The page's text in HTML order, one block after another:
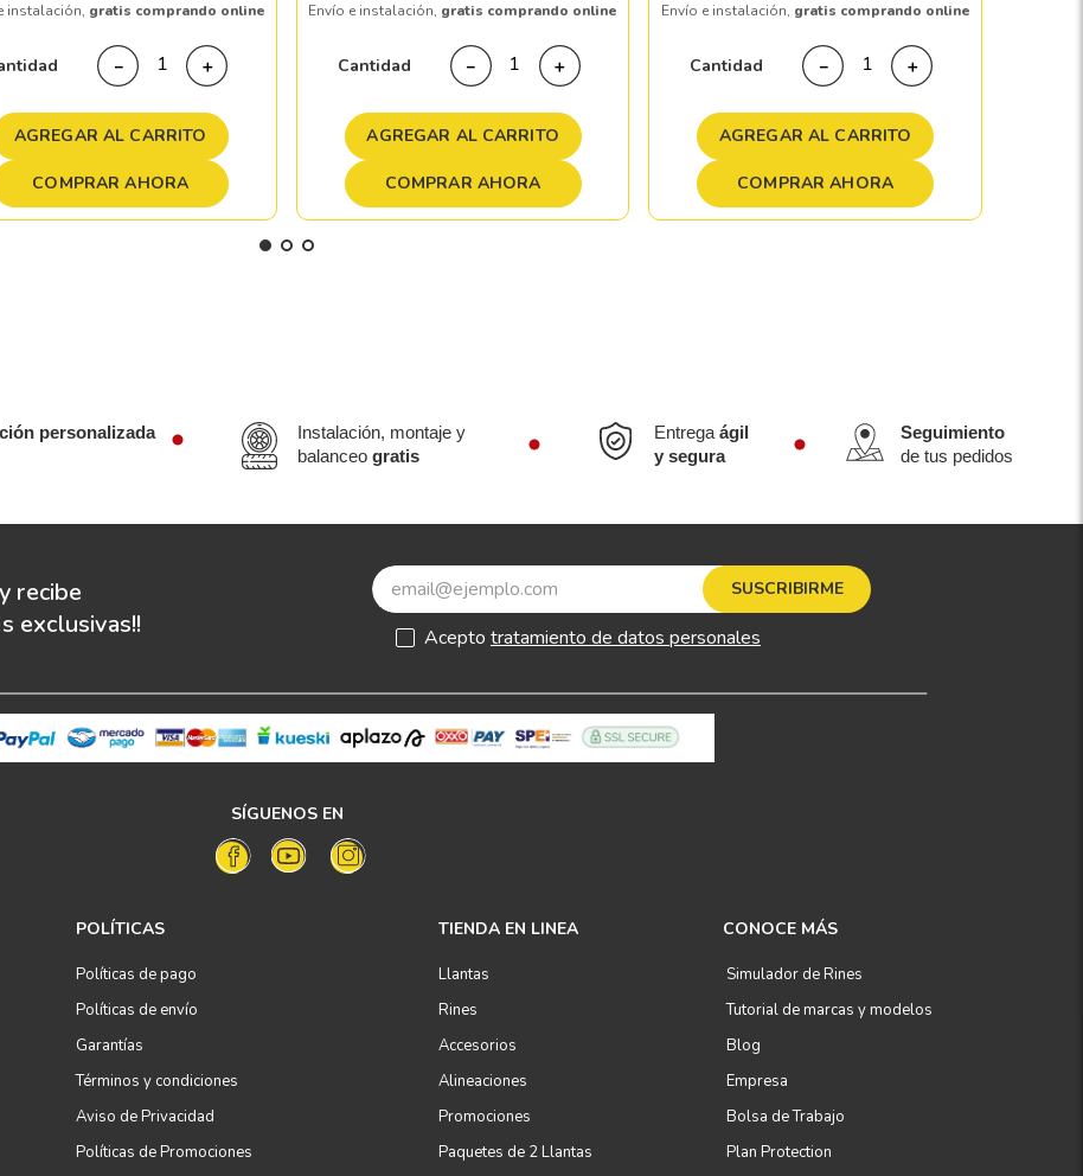
instalación, gratis comprando online
＋
－
AGREGAR AL CARRITO
COMPRAR AHORA
Envío e instalación, gratis comprando online
Cantidad ＋
－
AGREGAR AL CARRITO
COMPRAR AHORA
Envío e instalación, gratis comprando online
Cantidad ＋
－
AGREGAR AL CARRITO
COMPRAR AHORA
personalizada
Instalación, montaje y
balanceogratis
Entregaágil
y segura
Seguimiento
de tus pedidos
recibe
exclusivas!!
SUSCRIBIRME
Acepto tratamiento de datos personales
SÍGUENOS EN
POLÍTICAS
Políticas de pago
Políticas de envío
Garantías
Términos y condiciones
Aviso de Privacidad
Políticas de Promociones
TIENDA EN LINEA
Llantas
Rines
Accesorios
Alineaciones
Promociones
Paquetes de 2 Llantas
CONOCE MÁS
Simulador de Rines
Tutorial de marcas y modelos
Blog
Empresa
Bolsa de Trabajo
Plan Protection